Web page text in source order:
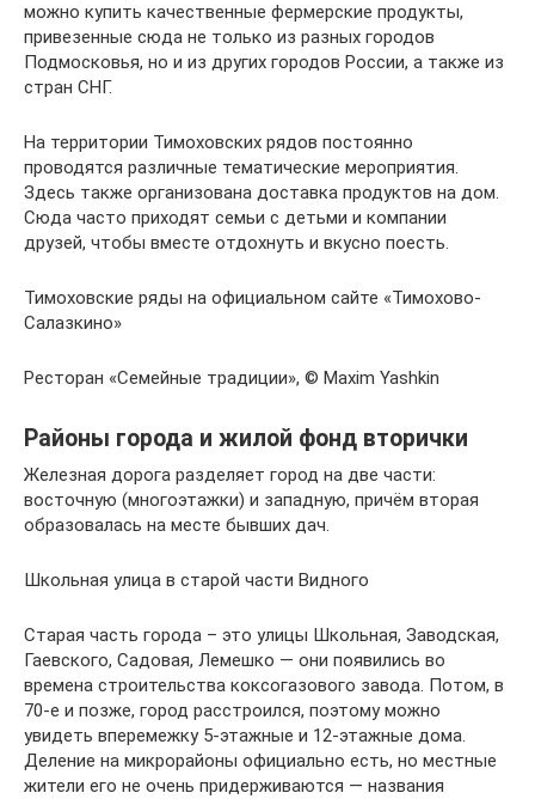
можно купить качественные фермерские продукты,
привезенные сюда не только из разных городов
Подмосковья, но и из других городов России, а также из
стран СНГ.
На территории Тимоховских рядов постоянно
проводятся различные тематические мероприятия.
Здесь также организована доставка продуктов на дом.
Сюда часто приходят семьи с детьми и компании
друзей, чтобы вместе отдохнуть и вкусно поесть.
Тимоховские ряды на официальном сайте «Тимохово-
Салазкино»
Ресторан «Семейные традиции», © Maxim Yashkin
Районы города и жилой фонд вторички
Железная дорога разделяет город на две части:
восточную (многоэтажки) и западную, причём вторая
образовалась на месте бывших дач.
Школьная улица в старой части Видного
Старая часть города – это улицы Школьная, Заводская,
Гаевского, Садовая, Лемешко — они появились во
времена строительства коксогазового завода. Потом, в
70-е и позже, город расстроился, поэтому можно
увидеть вперемежку 5-этажные и 12-этажные дома.
Деление на микрорайоны официально есть, но местные
жители его не очень придерживаются — названия